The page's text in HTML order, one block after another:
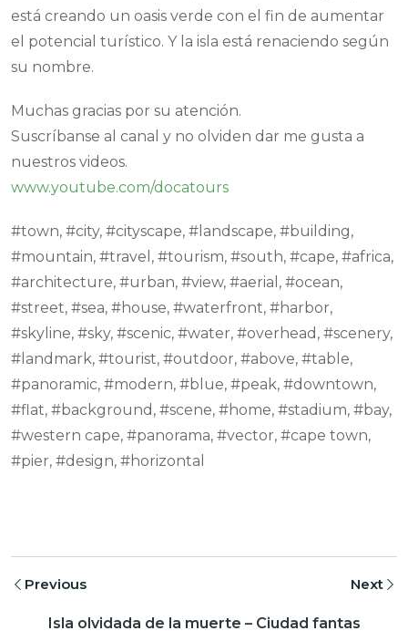
está creando un oasis verde con el fin de aumentar
el potencial turístico. Y la isla está renaciendo según
su nombre.
Muchas gracias por su atención.
Suscríbanse al canal y no olviden dar me gusta a
nuestros videos.
www.youtube.com/docatours
#town, #city, #cityscape, #landscape, #building,
#mountain, #travel, #tourism, #south, #cape, #africa,
#architecture, #urban, #view, #aerial, #ocean,
#street, #sea, #house, #waterfront, #harbor,
#skyline, #sky, #scenic, #water, #overhead, #scenery,
#landmark, #tourist, #outdoor, #above, #table,
#panoramic, #modern, #blue, #peak, #downtown,
#flat, #background, #scene, #home, #stadium, #bay,
#western cape, #panorama, #vector, #cape town,
#pier, #design, #horizontal
Previous
Isla olvidada de la muerte – Ciudad fantas
Next